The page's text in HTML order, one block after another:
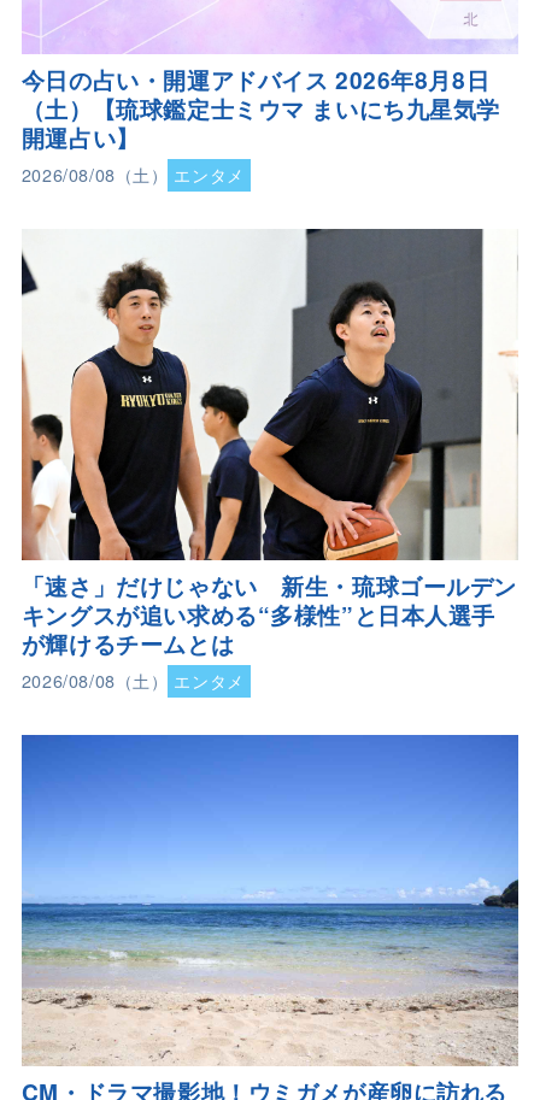
今日の占い・開運アドバイス 2026年8月8日
（土）【琉球鑑定士ミウマ まいにち九星気学
開運占い】
2026/08/08（土） エンタメ
「速さ」だけじゃない 新生・琉球ゴールデン
キングスが追い求める“多様性”と日本人選手
が輝けるチームとは
2026/08/08（土） エンタメ
CM・ドラマ撮影地！ウミガメが産卵に訪れる